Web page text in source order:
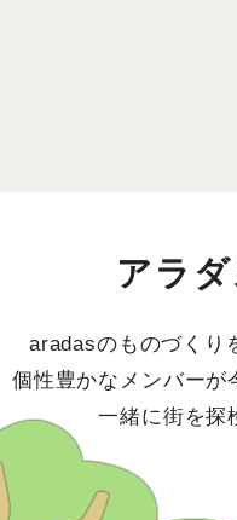
アラ
aradasのものづくり
個性豊かなメンバーが
一緒に街を探